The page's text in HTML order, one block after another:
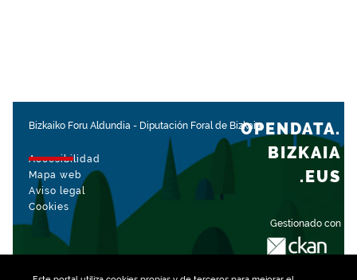
Bizkaiko Foru Aldundia - Diputación Foral de Bizkaia
Accesibilidad
Mapa web
Aviso legal
Cookies
Gestionado con
OPENDATA.
BIZKAIA
.EUS